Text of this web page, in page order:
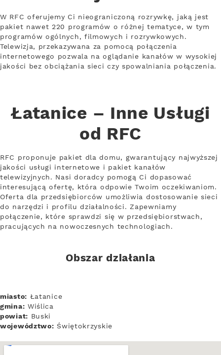
W RFC oferujemy Ci nieograniczoną rozrywkę, jaką jest
pakiet nawet 220 programów o różnej tematyce, w tym
programów ogólnych, filmowych i rozrywkowych.
Telewizja, przekazywana za pomocą połączenia
internetowego pozwala na oglądanie kanałów w wysokiej
jakości bez obciążania sieci czy spowalniania połączenia.
Łatanice – Inne Usługi
od RFC
RFC proponuje pakiet dla domu, gwarantujący najwyższej
jakości usługi internetowe i pakiet kanałów
telewizyjnych. Nasi doradcy pomogą Ci dopasować
interesującą ofertę, która odpowie Twoim oczekiwaniom.
Oferta dla przedsiębiorców umożliwia dostosowanie sieci
do narzędzi i profilu działalności. Zapewniamy
połączenie, które sprawdzi się w przedsiębiorstwach,
pracujących na nowoczesnych technologiach.
Obszar działania
miasto: Łatanice
gmina: Wiślica
powiat: Buski
województwo: Świętokrzyskie